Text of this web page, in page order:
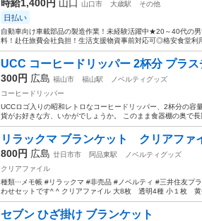
時給1,400円 山口 山口市 大歳駅 その他
日払い
自動車向け車載部品の製造作業！未経験活躍中★20～40代の
料！赴任旅費会社負担！生活支援物資事前対応可◎格安食堂利
UCC コーヒードリッパー 2杯分 プ
300円 広島 福山市 福山駅
ノベルティグッズ
コーヒードリッパー
UCCロゴ入りの昭和レトロなコーヒードリッパー、2杯分の
貨がお好きな方、いかがでしょうか。 このまま食器棚の奥で
リラックマ ブランケット クリアフ
800円 広島 廿日市市 阿品東駅
ノベルティグッズ
クリアファイル
種類···メモ帳 #リラックマ #非売品 #ノベルティ #三井住友
わせセットです^ ^ クリアファイル 大8枚 透明4種 小１枚 黄
セブン ひざ掛け ブランケット